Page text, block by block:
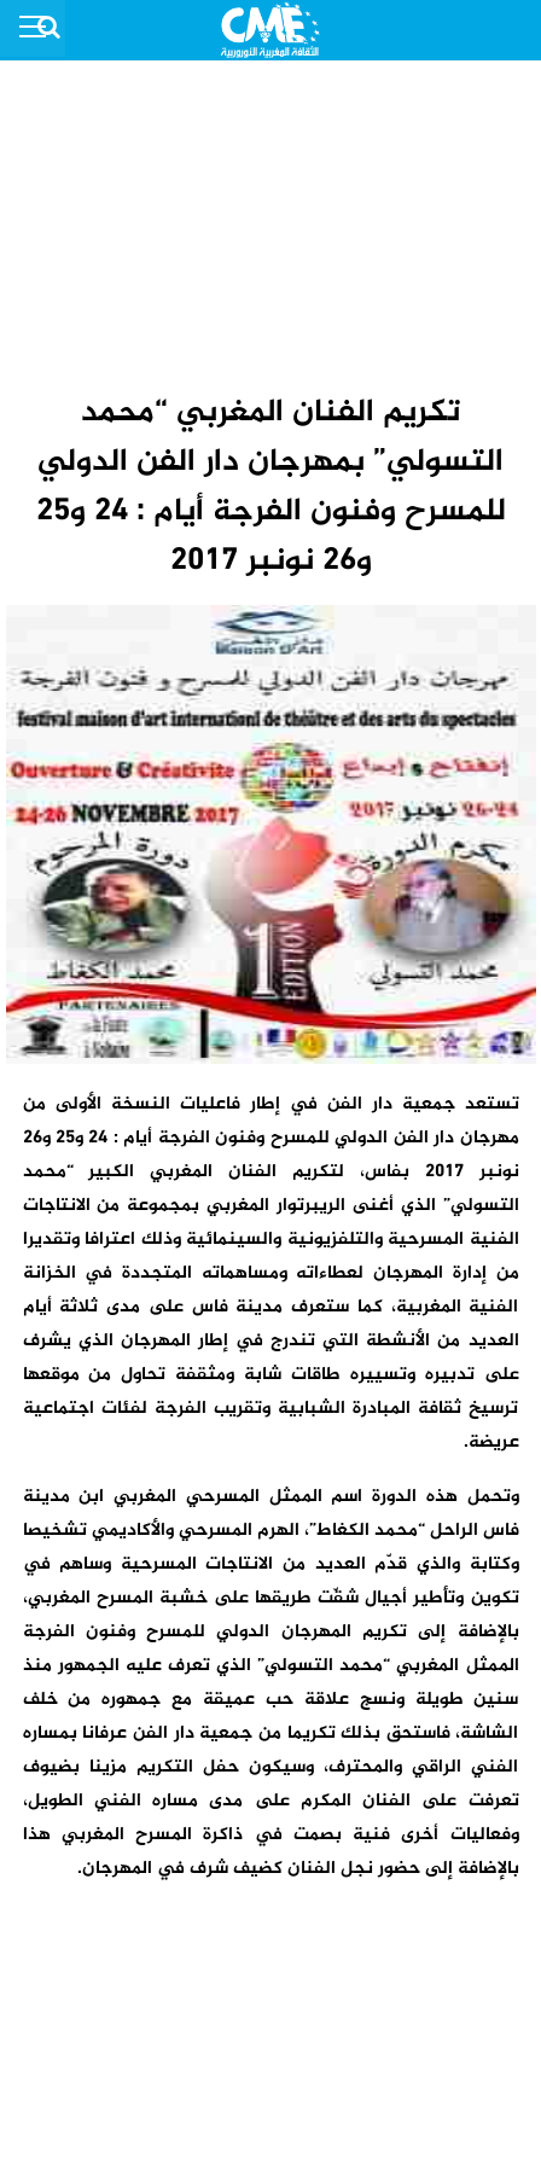
تكريم الفنان المغربي “محمد
التسولي” بمهرجان دار الفن الدولي
للمسرح وفنون الفرجة أيام : 24 و25
و26 نونبر 2017
تستعد جمعية دار الفن في إطار فاعليات النسخة الأولى من
مهرجان دار الفن الدولي للمسرح وفنون الفرجة أيام : 24 و25 و26
نونبر 2017 بفاس، لتكريم الفنان المغربي الكبير “محمد
التسولي” الذي أغنى الريبرتوار المغربي بمجموعة من الانتاجات
الفنية المسرحية والتلفزيونية والسينمائية وذلك اعترافا وتقديرا
من إدارة المهرجان لعطاءاته ومساهماته المتجددة في الخزانة
الفنية المغربية، كما ستعرف مدينة فاس على مدى ثلاثة أيام
العديد من الأنشطة التي تندرج في إطار المهرجان الذي يشرف
على تدبيره وتسييره طاقات شابة ومثقفة تحاول من موقعها
ترسيخ ثقافة المبادرة الشبابية وتقريب الفرجة لفئات اجتماعية
عريضة.
وتحمل هذه الدورة اسم الممثل المسرحي المغربي ابن مدينة
فاس الراحل “محمد الكغاط”، الهرم المسرحي والأكاديمي تشخيصا
وكتابة والذي قدّم العديد من الانتاجات المسرحية وساهم في
تكوين وتأطير أجيال شقّت طريقها على خشبة المسرح المغربي،
بالإضافة إلى تكريم المهرجان الدولي للمسرح وفنون الفرجة
الممثل المغربي “محمد التسولي” الذي تعرف عليه الجمهور منذ
سنين طويلة ونسج علاقة حب عميقة مع جمهوره من خلف
الشاشة، فاستحق بذلك تكريما من جمعية دار الفن عرفانا بمساره
الفني الراقي والمحترف، وسيكون حفل التكريم مزينا بضيوف
تعرفت على الفنان المكرم على مدى مساره الفني الطويل،
وفعاليات أخرى فنية بصمت في ذاكرة المسرح المغربي هذا
بالإضافة إلى حضور نجل الفنان كضيف شرف في المهرجان.